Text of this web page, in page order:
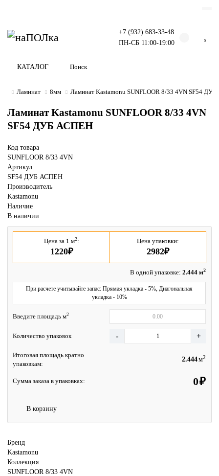
+7 (932) 683-33-48
ПН-СБ 11:00-19:00
0
КАТАЛОГ
Ламинат 8мм Ламинат Kastamonu SUNFLOOR 8/33 4VN SF54
Ламинат Kastamonu SUNFLOOR 8/33 4VN
SF54 ДУБ АСПЕН
Код товара
SUNFLOOR 8/33 4VN
Артикул
SF54 ДУБ АСПЕН
Производитель
Kastamonu
Наличие
В наличии
Цена за 1 м2:
1220₽
Цена упаковки:
2982₽
В одной упаковке: 2.444 м2
При расчете учитывайте запас: Прямая укладка - 5%, Диагональная
укладка - 10%
Введите площадь м2
Количество упаковок
Итоговая площадь кратно
упаковкам:
м2
Сумма заказа в упаковках: ₽
В корзину
Бренд
Kastamonu
Коллекция
SUNFLOOR 8/33 4VN